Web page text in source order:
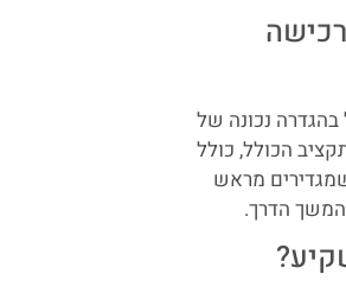
נכונה של
הכולל, כולל
מראש
הדרך.